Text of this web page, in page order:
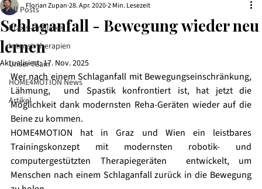
All Posts
Praxis-Einblicke
Intensivtherapien
Unser Team
HOME4MOTION News
Artikel
Schlaganfall - Bewegung wieder neu
lernen
Florian Zupan 28. Apr. 20202 Min. Lesezeit
Aktualisiert:17. Nov. 2025
Wer nach einem Schlaganfall mit Bewegungseinschränkung,
Lähmung,  und Spastik konfrontiert ist, hat jetzt die
Möglichkeit dank modernsten Reha-Geräten wieder auf die
Beine zu kommen.
HOME4MOTION hat in Graz und Wien ein leistbares
Trainingskonzept mit modernsten robotik- und
computergestützten Therapiegeräten  entwickelt, um
Menschen nach einem Schlaganfall zurück in die Bewegung